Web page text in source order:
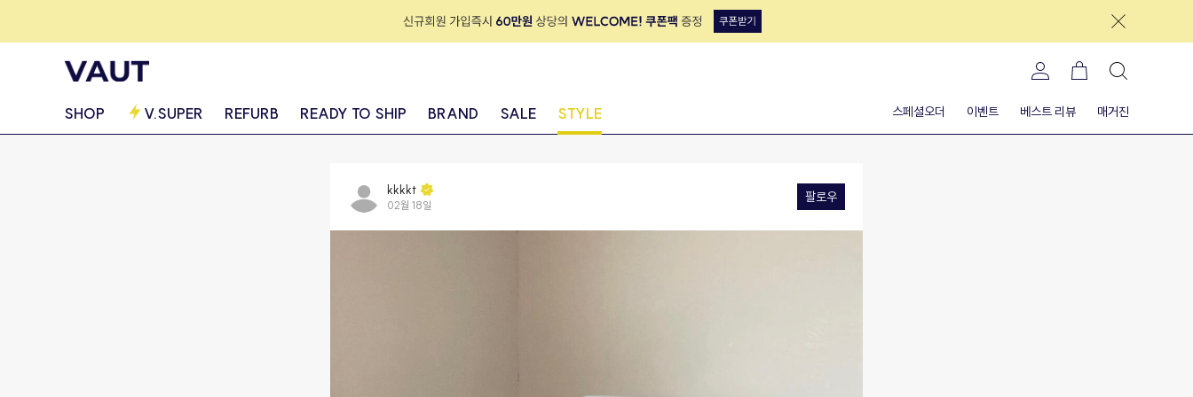
SHOP V.SUPER REFURB READY TO SHIP BRAND SALE STYLE 스페셜오더 이벤트 베스트 리뷰 매거진
kkkkt
02월 18일
팔로우